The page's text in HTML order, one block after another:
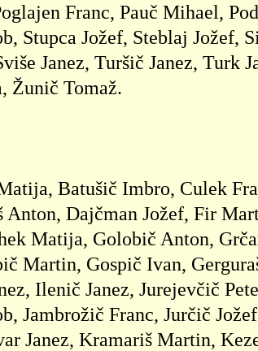
Franc, Pauč Mihael,
Stupca Jožef, Steblaj Jožef,
Janez, Turšič Janez, Turk
Žunič Tomaž.
Batušič Imbro, Culek
Anton, Dajčman Jožef, Fir
Matija, Golobič Anton,
Martin, Gospič Ivan,
Ilenič Janez, Jurejevčič
Jambrožič Franc, Jurčič
Janez, Kramariš Martin,